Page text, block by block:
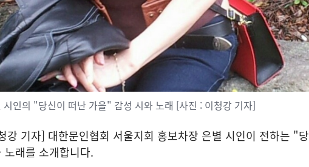
인의 "당신이 떠난 가을" 감성 시와 노래 [사진 : 이청강 기자]
강 기자] 대한문인협회 서울지회 홍보차장 은별 시인이 전하는 "당
래를 소개합니다.